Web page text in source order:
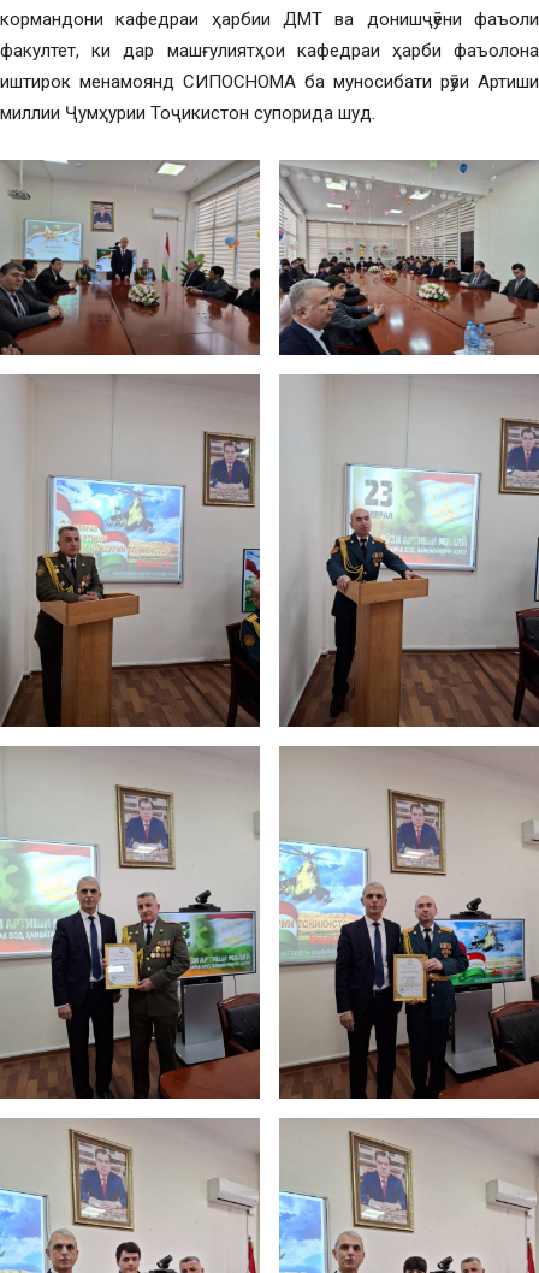
кормандони кафедраи ҳарбии ДМТ ва донишҷӯёни фаъоли
факултет, ки дар машғулиятҳои кафедраи ҳарби фаъолона
иштирок менамоянд СИПОСНОМА ба муносибати рӯзи Артиши
миллии Ҷумҳурии Тоҷикистон супорида шуд.